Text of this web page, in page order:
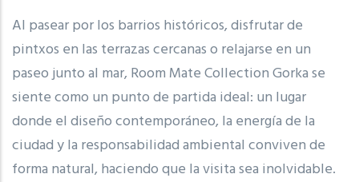
Al pasear por los barrios históricos, disfrutar de
pintxos en las terrazas cercanas o relajarse en un
paseo junto al mar, Room Mate Collection Gorka se
siente como un punto de partida ideal: un lugar
donde el diseño contemporáneo, la energía de la
ciudad y la responsabilidad ambiental conviven de
forma natural, haciendo que la visita sea inolvidable.